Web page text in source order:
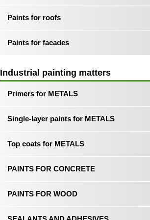
Paints for roofs
Paints for facades
Industrial painting matters
Primers for METALS
Single-layer paints for METALS
Top coats for METALS
PAINTS FOR CONCRETE
PAINTS FOR WOOD